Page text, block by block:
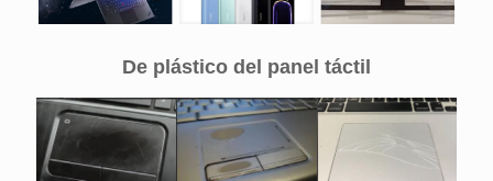
De plástico del panel táctil